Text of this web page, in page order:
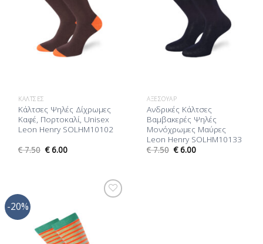
ΚΆΛΤΣΕΣ
Κάλτσες Ψηλές Δίχρωμες
Καφέ, Πορτοκαλί, Unisex
Leon Henry SOLHM10102
€7.50 €6.00
ΑΞΕΣΟΥΆΡ
Ανδρικές Κάλτσες
Βαμβακερές Ψηλές
Μονόχρωμες Μαύρες
Leon Henry SOLHM10133
€7.50 €6.00
-20%